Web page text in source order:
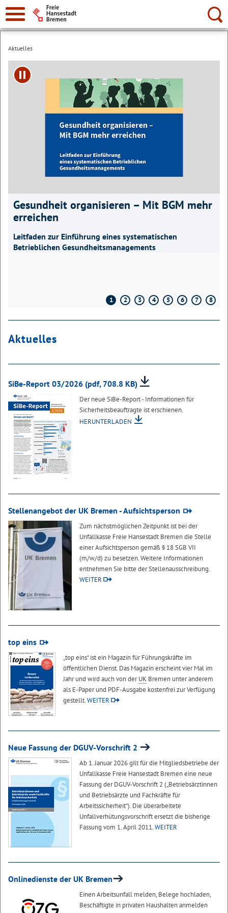
Suche:
Aktuelles
Gesundheit organisieren – Mit BGM mehr
erreichen
Leitfaden zur Einführung eines systematischen
Betrieblichen Gesundheitsmanagements
Play/Pause
1 2 3 4 5 6 7 8
Aktuelles
SiBe-Report 03/2026 (pdf, 708.8 KB)
Der neue SiBe-Report - Informationen für
Sicherheitsbeauftragte ist erschienen.
HERUNTERLADEN
Stellenangebot der UK Bremen - Aufsichtsperson
Zum nächstmöglichen Zeitpunkt ist bei der
Unfallkasse Freie Hansestadt Bremen die Stelle
einer Aufsichtsperson gemäß § 18 SGB VII
(m/w/d) zu besetzen. Weitere Informationen
entnehmen Sie bitte der Stellenausschreibung.
WEITER
top eins
„top eins“ ist ein Magazin für Führungskräfte im
öffentlichen Dienst. Das Magazin erscheint vier Mal im
Jahr und wird auch von derUK Bremen unter anderem
als E-Paper und PDF-Ausgabe kostenfrei zur Verfügung
gestellt.WEITER
Neue Fassung der DGUV-Vorschrift 2
Ab 1. Januar 2026 gilt für die Mitgliedsbetriebe der
Unfallkasse Freie Hansestadt Bremen eine neue
Fassung der DGUV-Vorschrift 2 („Betriebsärztinnen
und Betriebsärzte und Fachkräfte für
Arbeitssicherheit“). Die überarbeitete
Unfallverhütungsvorschrift ersetzt die bisherige
Fassung vom 1. April 2011.WEITER
Onlinedienste der UK Bremen
Einen Arbeitsunfall melden, Belege hochladen,
Beschäftigte in privaten Haushalten anmelden